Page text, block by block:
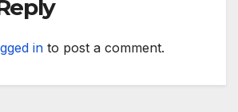
in to post a comment.